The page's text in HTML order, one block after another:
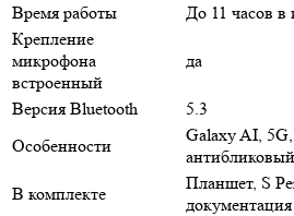
Время работы
До 11 часов
Крепление
микрофона
встроенный
да
Версия Bluetooth
5.3
Особенности
Galaxy AI,
В комплекте
Планшет, S
документация